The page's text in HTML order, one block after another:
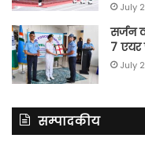
July
सर्जन
7 एयर
July
सम्पादकीय